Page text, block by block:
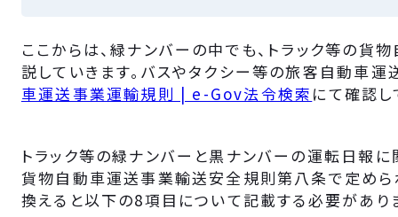
ここからは、緑ナンバーの中でも、トラック等の貨
説していきます。バスやタクシー等の旅客自動車運
車運送事業運輸規則 | e-Gov法令検索 にて確認し
トラック等の緑ナンバーと黒ナンバーの運転日報
貨物自動車運送事業輸送安全規則第八条で定めら
換えると以下の8項目について記載する必要があり